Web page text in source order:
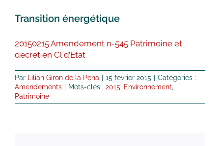
Transition énergétique
20150215 Amendement n-545 Patrimoine et
decret en Cl d’Etat
Par Lilian Giron de la Pena 15 février 2015
Catégories :
Amendements
Mots-clés : 2015 Environnement
Patrimoine